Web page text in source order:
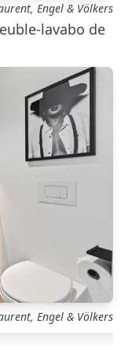
Engel & Völkers
lavabo de
Engel & Völkers